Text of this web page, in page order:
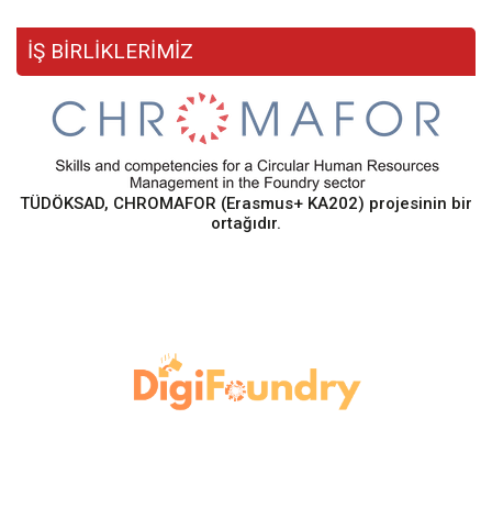
İŞ BİRLİKLERİMİZ
TÜDÖKSAD, CHROMAFOR (Erasmus+ KA202) projesinin bir
ortağıdır.